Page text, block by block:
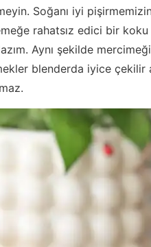
Soğanı iyi
rahatsız edici bir
Aynı şekilde
blenderda iyice